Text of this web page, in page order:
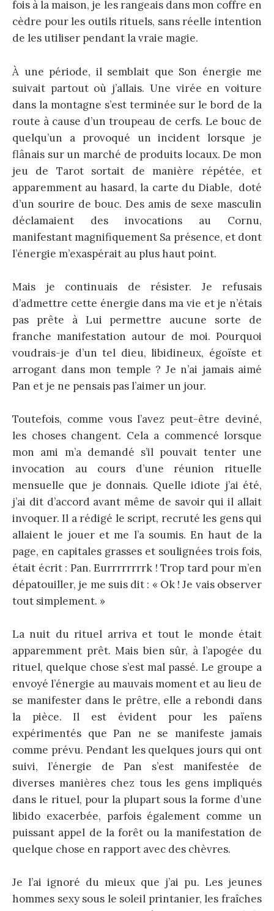
fois à la maison, je les rangeais dans mon coffre en
cèdre pour les outils rituels, sans réelle intention
de les utiliser pendant la vraie magie.
À une période, il semblait que Son énergie me
suivait partout où j’allais. Une virée en voiture
dans la montagne s’est terminée sur le bord de la
route à cause d’un troupeau de cerfs. Le bouc de
quelqu’un a provoqué un incident lorsque je
flânais sur un marché de produits locaux. De mon
jeu de Tarot sortait de manière répétée, et
apparemment au hasard, la carte du Diable, doté
d’un sourire de bouc. Des amis de sexe masculin
déclamaient des invocations au Cornu,
manifestant magnifiquement Sa présence, et dont
l’énergie m’exaspérait au plus haut point.
Mais je continuais de résister. Je refusais
d’admettre cette énergie dans ma vie et je n’étais
pas prête à Lui permettre aucune sorte de
franche manifestation autour de moi. Pourquoi
voudrais-je d’un tel dieu, libidineux, égoïste et
arrogant dans mon temple ? Je n’ai jamais aimé
Pan et je ne pensais pas l’aimer un jour.
Toutefois, comme vous l’avez peut-être deviné,
les choses changent. Cela a commencé lorsque
mon ami m’a demandé s’il pouvait tenter une
invocation au cours d’une réunion rituelle
mensuelle que je donnais. Quelle idiote j’ai été,
j’ai dit d’accord avant même de savoir qui il allait
invoquer. Il a rédigé le script, recruté les gens qui
allaient le jouer et me l’a soumis. En haut de la
page, en capitales grasses et soulignées trois fois,
était écrit : Pan. Eurrrrrrrrk ! Trop tard pour m’en
dépatouiller, je me suis dit : « Ok ! Je vais observer
tout simplement. »
La nuit du rituel arriva et tout le monde était
apparemment prêt. Mais bien sûr, à l’apogée du
rituel, quelque chose s’est mal passé. Le groupe a
envoyé l’énergie au mauvais moment et au lieu de
se manifester dans le prêtre, elle a rebondi dans
la pièce. Il est évident pour les païens
expérimentés que Pan ne se manifeste jamais
comme prévu. Pendant les quelques jours qui ont
suivi, l’énergie de Pan s’est manifestée de
diverses manières chez tous les gens impliqués
dans le rituel, pour la plupart sous la forme d’une
libido exacerbée, parfois également comme un
puissant appel de la forêt ou la manifestation de
quelque chose en rapport avec des chèvres.
Je l’ai ignoré du mieux que j’ai pu. Les jeunes
hommes sexy sous le soleil printanier, les fraîches